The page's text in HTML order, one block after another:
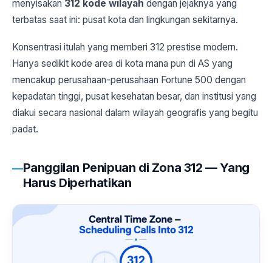
menyisakan 312 kode wilayah dengan jejaknya yang
terbatas saat ini: pusat kota dan lingkungan sekitarnya.
Konsentrasi itulah yang memberi 312 prestise modern.
Hanya sedikit kode area di kota mana pun di AS yang
mencakup perusahaan-perusahaan Fortune 500 dengan
kepadatan tinggi, pusat kesehatan besar, dan institusi yang
diakui secara nasional dalam wilayah geografis yang begitu
padat.
Panggilan Penipuan di Zona 312 — Yang
Harus Diperhatikan